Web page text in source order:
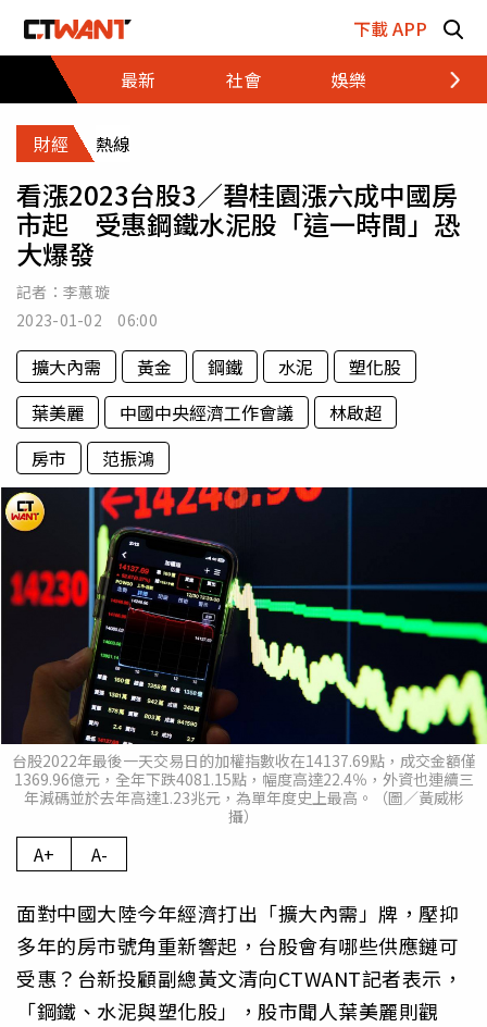
下載 APP
最新
社會 娛樂 財經
財經 熱線
看漲2023台股3／碧桂園漲六成中國房
市起 受惠鋼鐵水泥股「這一時間」恐
大爆發
記者： 李蕙璇
2023-01-02 06:00
擴大內需 黃金 鋼鐵 水泥
塑化股
葉美麗
中國中央經濟工作會議
林啟超
房市
范振鴻
台股2022年最後一天交易日的加權指數收在14137.69點，成交金額僅
1369.96億元，全年下跌4081.15點，幅度高達22.4％，外資也連續三
年減碼並於去年高達1.23兆元，為單年度史上最高。（圖／黃威彬
攝）
A+ A-
面對中國大陸今年經濟打出「擴大內需」牌，壓抑
多年的房市號角重新響起，台股會有哪些供應鏈可
受惠？台新投顧副總黃文清向CTWANT記者表示，
「鋼鐵、水泥與塑化股」，股市聞人葉美麗則觀